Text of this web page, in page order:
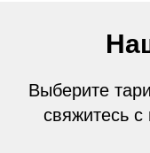
Выберите
свяжитесь